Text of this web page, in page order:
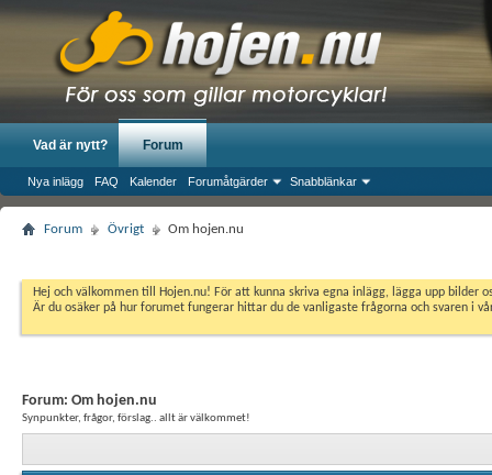
Vad är nytt? Forum
Nya inlägg FAQ Kalender Forumåtgärder Snabblänkar
Forum Övrigt Om hojen.nu
Hej och välkommen till Hojen.nu! För att kunna skriva egna inlägg, lägga upp
Är du osäker på hur forumet fungerar hittar du de vanligaste frågorna och svaren i
Forum: Om hojen.nu
Synpunkter, frågor, förslag.. allt är välkommet!